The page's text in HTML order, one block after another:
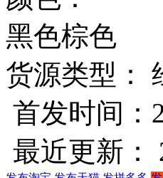
黑色棕色
货源类型：
首发时间：
最近更新：